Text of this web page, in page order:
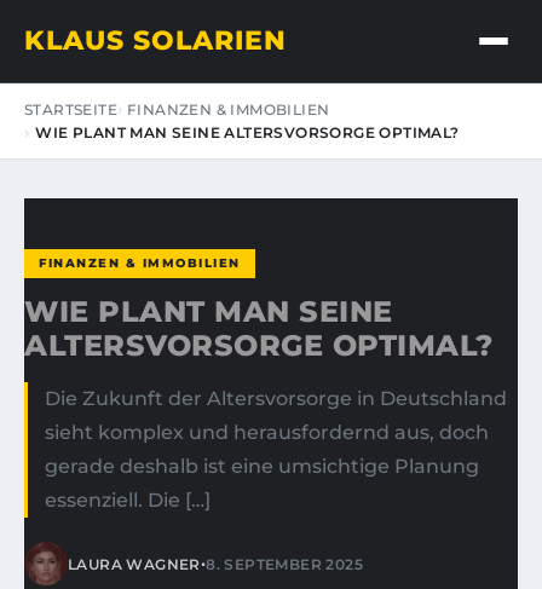
KLAUS SOLARIEN
STARTSEITE FINANZEN & IMMOBILIEN
WIE PLANT MAN SEINE ALTERSVORSORGE OPTIMAL?
FINANZEN & IMMOBILIEN
WIE PLANT MAN SEINE
ALTERSVORSORGE OPTIMAL?
Die Zukunft der Altersvorsorge in Deutschland
sieht komplex und herausfordernd aus, doch
gerade deshalb ist eine umsichtige Planung
essenziell. Die […]
LAURA WAGNER•8. SEPTEMBER 2025